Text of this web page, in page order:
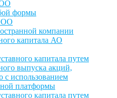
формы
компании
капитала АО
капитала путем
выпуска акций,
с использованием
платформы
капитала путем